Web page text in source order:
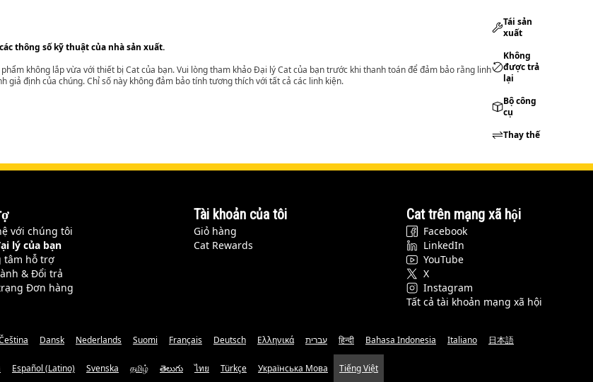
thông số kỹ thuật của nhà sản xuất.
không lắp vừa với thiết bị Cat của bạn. Vui lòng tham khảo Đại lý Cat của bạn trước khi thanh toán để đảm bảo rằng linh
giả định của chúng. Chỉ số này không đảm bảo tính tương thích với tất cả các linh kiện.
Tái sản
xuất
Không
được trả
lại
Bộ công
cụ
Thay thế
với chúng tôi
lý của bạn
tâm hỗ trợ
& Đổi trả
Đơn hàng
Tài khoản của tôi
Giỏ hàng
Cat Rewards
Cat trên mạng xã hội
Facebook
LinkedIn
YouTube
X
Instagram
Tất cả tài khoản mạng xã hội
Dansk Nederlands Suomi Français Deutsch Ελληνικά עברית हिन्दी Bahasa Indonesia Italiano 日本語
Español (Latino) Svenska தமிழ் తెలుగు ไทย Türkçe Українська Мова Tiếng Việt